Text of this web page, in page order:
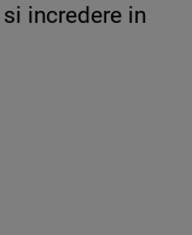
incredere in